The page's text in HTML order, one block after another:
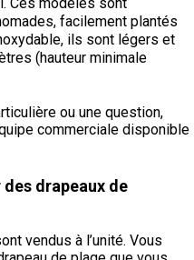
facilement plantés
ils sont légers et
(hauteur minimale
ou une question,
commerciale disponible
des drapeaux de
vendus à l’unité. Vous